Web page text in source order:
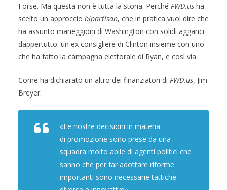
Forse. Ma questa non è tutta la storia. Perché FWD.us ha
scelto un approccio bipartisan, che in pratica vuol dire che
ha assunto maneggioni di Washington con solidi agganci
dappertutto: un ex consigliere di Clinton insieme con uno
che ha fatto la campagna elettorale di Ryan, e così via.
Come ha dichiarato un altro dei finanziatori di FWD.us, Jim
Breyer:
«Le nostre decisioni in materia
di promozione sono prese da una
squadra molto abile di agenti politici che
sanno che per far adottare riforme
importanti sono necessarie tattiche